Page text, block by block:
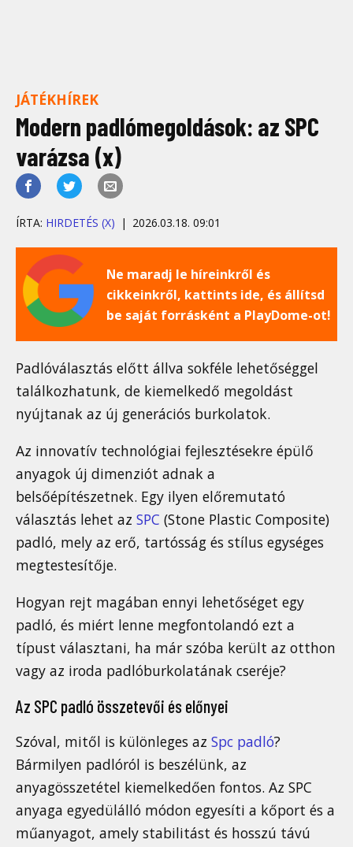
JÁTÉKHÍREK
Modern padlómegoldások: az SPC
varázsa (x)
ÍRTA: HIRDETÉS (X) 2026.03.18. 09:01
Ne maradj le híreinkről és
cikkeinkről, kattints ide, és állítsd
be saját forrásként a PlayDome-ot!
Padlóválasztás előtt állva sokféle lehetőséggel
találkozhatunk, de kiemelkedő megoldást
nyújtanak az új generációs burkolatok.
Az innovatív technológiai fejlesztésekre épülő
anyagok új dimenziót adnak a
belsőépítészetnek. Egy ilyen előremutató
választás lehet az SPC (Stone Plastic Composite)
padló, mely az erő, tartósság és stílus egységes
megtestesítője.
Hogyan rejt magában ennyi lehetőséget egy
padló, és miért lenne megfontolandó ezt a
típust választani, ha már szóba került az otthon
vagy az iroda padlóburkolatának cseréje?
Az SPC padló összetevői és előnyei
Szóval, mitől is különleges az Spc padló?
Bármilyen padlóról is beszélünk, az
anyagösszetétel kiemelkedően fontos. Az SPC
anyaga egyedülálló módon egyesíti a kőport és a
műanyagot, amely stabilitást és hosszú távú